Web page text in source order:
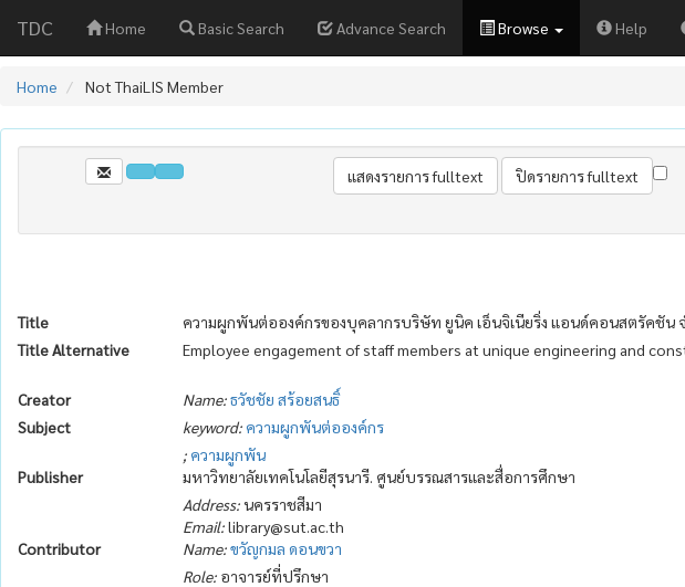
TDC Home Basic Search Advance Search Browse Help
Home Not ThaiLIS Member
Title
ความผูกพันต่อองค์กรของบุคลากรบริษัท ยูนิค เอ็นจิเนียริ่ง แอนด์คอนสตรัคชัน
Title Alternative
Employee engagement of staff members at unique engineering and
Creator Name:ธวัชชัย สร้อยสนธิ์
Subject
keyword: ความผูกพันต่อองค์กร
; ความผูกพัน
Publisher
มหาวิทยาลัยเทคโนโลยีสุรนารี. ศูนย์บรรณสารและสื่อการศึกษา
Address:นครราชสีมา
Email:library@sut.ac.th
Contributor
Name:ขวัญกมล ดอนขวา
Role: อาจารย์ที่ปรึกษา